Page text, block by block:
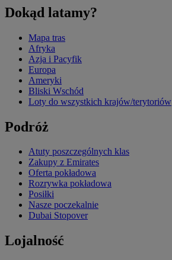
Dokąd latamy?
Mapa tras
Afryka
Azja i Pacyfik
Europa
Ameryki
Bliski Wschód
Loty do wszystkich krajów/terytoriów
Podróż
Atuty poszczególnych klas
Zakupy z Emirates
Oferta pokładowa
Rozrywka pokładowa
Posiłki
Nasze poczekalnie
Dubai Stopover
Lojalność